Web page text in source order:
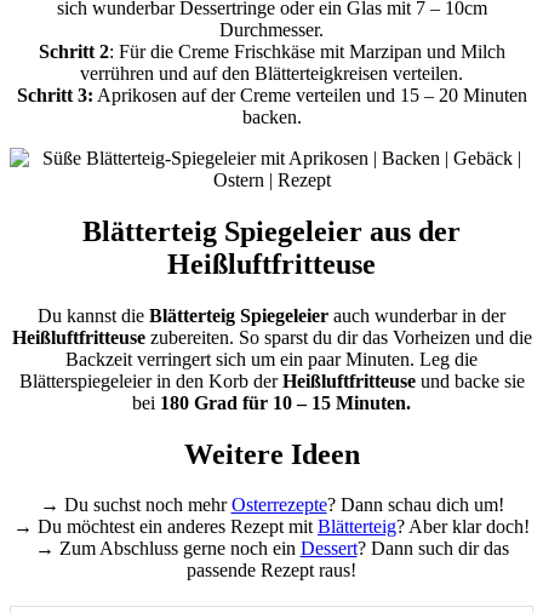
sich wunderbar Dessertringe oder ein Glas mit 7 – 10cm
Durchmesser.
Schritt 2: Für die Creme Frischkäse mit Marzipan und Milch
verrühren und auf den Blätterteigkreisen verteilen.
Schritt 3: Aprikosen auf der Creme verteilen und 15 – 20 Minuten
backen.
Blätterteig Spiegeleier aus der
Heißluftfritteuse
Du kannst die Blätterteig Spiegeleier auch wunderbar in der
Heißluftfritteuse zubereiten. So sparst du dir das Vorheizen und die
Backzeit verringert sich um ein paar Minuten. Leg die
Blätterspiegeleier in den Korb derHeißluftfritteuse und backe sie
bei 180 Grad für 10 – 15 Minuten.
Weitere Ideen
→ Du suchst noch mehrOsterrezepte? Dann schau dich um!
→ Du möchtest ein anderes Rezept mitBlätterteig? Aber klar doch!
→ Zum Abschluss gerne noch ein Dessert? Dann such dir das
passende Rezept raus!